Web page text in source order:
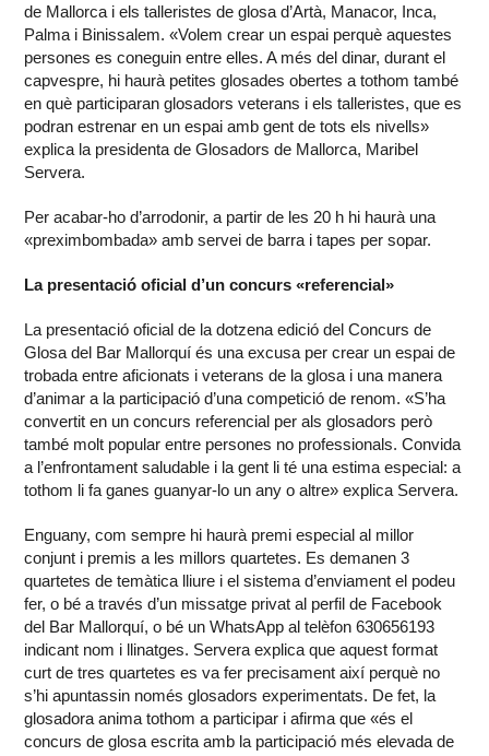
de Mallorca i els talleristes de glosa d’Artà, Manacor, Inca,
Palma i Binissalem. «Volem crear un espai perquè aquestes
persones es coneguin entre elles. A més del dinar, durant el
capvespre, hi haurà petites glosades obertes a tothom també
en què participaran glosadors veterans i els talleristes, que es
podran estrenar en un espai amb gent de tots els nivells»
explica la presidenta de Glosadors de Mallorca, Maribel
Servera.
Per acabar-ho d’arrodonir, a partir de les 20 h hi haurà una
«preximbombada» amb servei de barra i tapes per sopar.
La presentació oficial d’un concurs «referencial»
La presentació oficial de la dotzena edició del Concurs de
Glosa del Bar Mallorquí és una excusa per crear un espai de
trobada entre aficionats i veterans de la glosa i una manera
d’animar a la participació d’una competició de renom. «S’ha
convertit en un concurs referencial per als glosadors però
també molt popular entre persones no professionals. Convida
a l’enfrontament saludable i la gent li té una estima especial: a
tothom li fa ganes guanyar-lo un any o altre» explica Servera.
Enguany, com sempre hi haurà premi especial al millor
conjunt i premis a les millors quartetes. Es demanen 3
quartetes de temàtica lliure i el sistema d’enviament el podeu
fer, o bé a través d’un missatge privat al perfil de Facebook
del Bar Mallorquí, o bé un WhatsApp al telèfon 630656193
indicant nom i llinatges. Servera explica que aquest format
curt de tres quartetes es va fer precisament així perquè no
s’hi apuntassin només glosadors experimentats. De fet, la
glosadora anima tothom a participar i afirma que «és el
concurs de glosa escrita amb la participació més elevada de